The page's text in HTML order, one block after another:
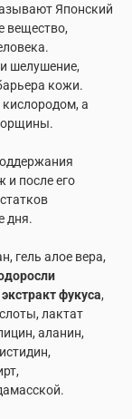
Японский
вещество,
шелушение,
кожи.
а
и после его
дня.
гель алое вера,
фукуса,
лактат
аланин,